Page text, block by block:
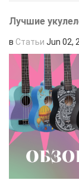
Лучшие
в Статьи Jun 02,